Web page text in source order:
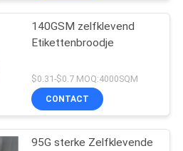
140GSM zelfklevend
Etikettenbroodje
$0.31-$0.7 MOQ:4000SQM
CONTACT
95G sterke Zelfklevende